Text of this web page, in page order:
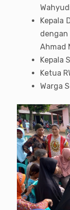
Kepala
Ahmad
Kepala
Ketua
Warga